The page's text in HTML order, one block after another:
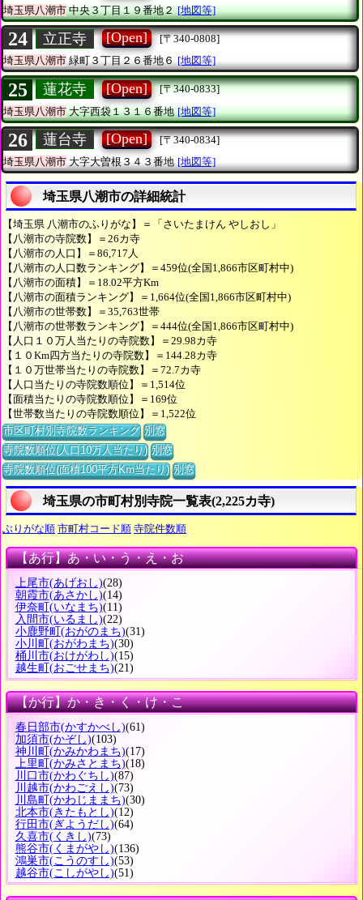
埼玉県八潮市中央３丁目１９番地２ [地図等]
24 立正寺 [Open]
[〒340-0808]
埼玉県八潮市緑町３丁目２６番地６ [地図等]
25 蓮花寺 [Open]
[〒340-0833]
埼玉県八潮市大字西袋１３１６番地 [地図等]
26 蓮台寺 [Open]
[〒340-0834]
埼玉県八潮市 大字大曽根３４３番地 [地図等]
埼玉県八潮市の詳細統計
【埼玉県 八潮市のふりがな】＝「さいたまけん やしおし」
【八潮市の寺院数】＝26カ寺
【八潮市の人口】＝86,717人
【八潮市の人口数ランキング】＝459位(全国1,866市区町村中)
【八潮市の面積】＝18.02平方Km
【八潮市の面積ランキング】＝1,664位(全国1,866市区町村中)
【八潮市の世帯数】＝35,763世帯
【八潮市の世帯数ランキング】＝444位(全国1,866市区町村中)
【人口１０万人当たりの寺院数】＝29.98カ寺
【１０Km四方当たりの寺院数】＝144.28カ寺
【１０万世帯当たりの寺院数】＝72.7カ寺
【人口当たりの寺院数順位】＝1,514位
【面積当たりの寺院数順位】＝169位
【世帯数当たりの寺院数順位】＝1,522位
市区町村別寺院数ランキング 別窓
寺院数順位(人口10万人当たり) 別窓
寺院数順位(面積100平方Km当たり) 別窓
埼玉県の市町村別寺院一覧表(2,225カ寺)
ぶりがな順 市町村コード順 寺院件数順
【あ行】あ・い・う・え・お
上尾市(あげおし)(28)
朝霞市(あさかし)(14)
伊奈町 (いなまち)(11)
入間市(いるまし)(22)
小鹿野町 (おがのまち)(31)
小川町 (おがわまち)(30)
桶川市(おけがわし)(15)
越生町 (おごせまち)(21)
【か行】か・き・く・け・こ
春日部市(かすかべし)(61)
加須市(かぞし)(103)
神川町 (かみかわまち)(17)
上里町 (かみさとまち)(18)
川口市(かわぐちし)(87)
川越市(かわごえし)(73)
川島町 (かわじままち)(30)
北本市(きたもとし)(12)
行田市(ぎようだし)(64)
久喜市(くきし)(73)
熊谷市(くまがやし)(136)
鴻巣市(こうのすし)(53)
越谷市(こしがやし)(51)